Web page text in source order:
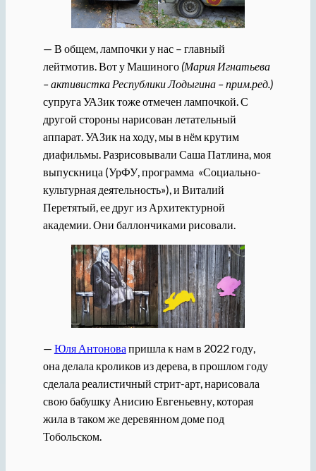
— В общем, лампочки у нас – главный
лейтмотив. Вот у Машиного (Мария Игнатьева
– активистка Республики Лодыгина – прим.ред.)
супруга УАЗик тоже отмечен лампочкой. С
другой стороны нарисован летательный
аппарат. УАЗик на ходу, мы в нём крутим
диафильмы. Разрисовывали Саша Патлина, моя
выпускница (УрФУ, программа «Социально-
культурная деятельность»), и Виталий
Перетятый, ее друг из Архитектурной
академии. Они баллончиками рисовали.
— Юля Антонова пришла к нам в 2022 году,
она делала кроликов из дерева, в прошлом году
сделала реалистичный стрит-арт, нарисовала
свою бабушку Анисию Евгеньевну, которая
жила в таком же деревянном доме под
Тобольском.